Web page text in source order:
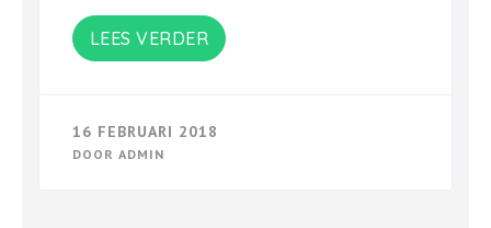
LEES VERDER
16 FEBRUARI 2018
DOOR ADMIN